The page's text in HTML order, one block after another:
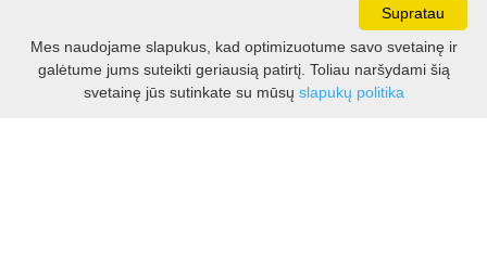
Darbo laikas:
I - V 8.30 - 17.00 val.
Supratau
Mes naudojame slapukus, kad optimizuotume savo svetainę ir
galėtume jums suteikti geriausią patirtį. Toliau naršydami šią
svetainę jūs sutinkate su mūsų slapukų politika